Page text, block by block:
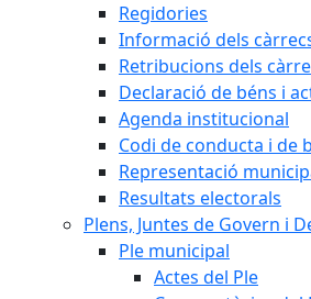
Regidories
Informació dels
Retribucions dels
Declaració de béns i
Agenda institucional
Codi de conducta i de
Representació
Resultats electorals
Plens, Juntes de Govern i
Ple municipal
Actes del Ple